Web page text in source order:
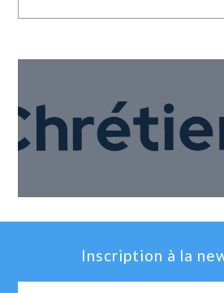
Inscription à la